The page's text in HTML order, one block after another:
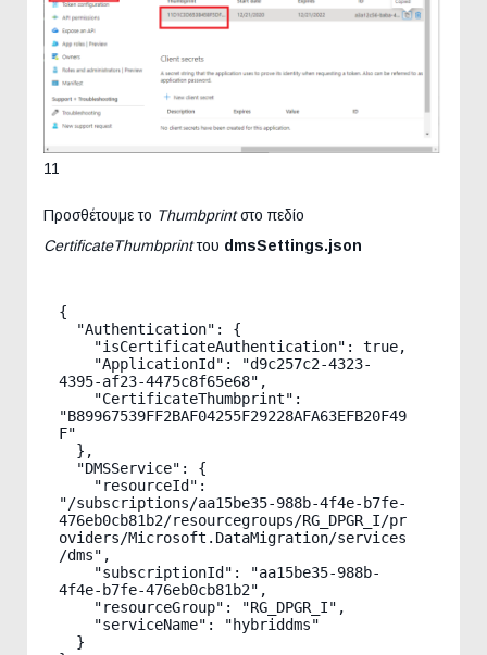
11
Προσθέτουμε το Thumbprintστο πεδίο
CertificateThumbprintτου dmsSettings.json
{
4395-af23-4475c8f65e68",
"B89967539FF2BAF04255F29228AFA63EFB20F49
F"
"/subscriptions/aa15be35-988b-4f4e-b7fe-
476eb0cb81b2/resourcegroups/RG_DPGR_I/pr
oviders/Microsoft.DataMigration/services
/dms",
4f4e-b7fe-476eb0cb81b2",